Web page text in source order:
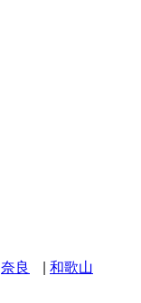
奈良 和歌山